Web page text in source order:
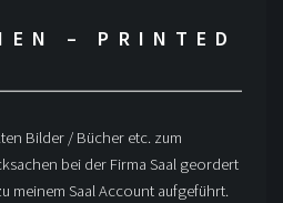
– PRINTED
Bilder / Bücher etc. zum
bei der Firma Saal geordert
meinem Saal Account aufgeführt.